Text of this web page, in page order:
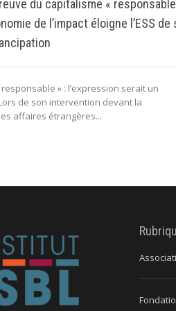
du capitalisme «
de l’impact éloigne l’ESS de
» : l’expression serait un
de son intervention devant la
affaires étrangères...